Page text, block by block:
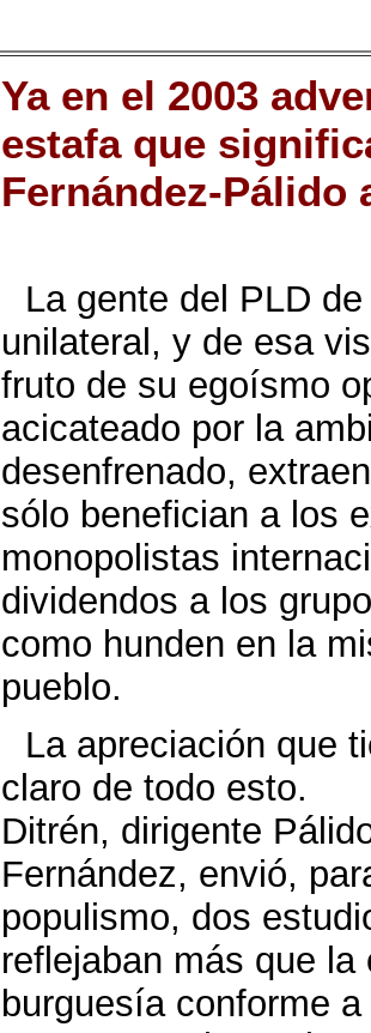
Ya en el 2003
estafa que
Fernández-Pálido
La gente del PLD
unilateral, y de esa
fruto de su egoísmo
acicateado por la
desenfrenado,
sólo benefician a los
monopolistas
dividendos a los
como hunden en la
pueblo.
La apreciación que
claro de todo esto.
Ditrén, dirigente
Fernández, envió,
populismo, dos
reflejaban más que
burguesía conforme